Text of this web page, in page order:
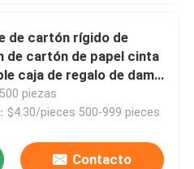
de cartón rígido de
de cartón de papel cinta
caja de regalo de dama
piezas
$4.30/pieces 500-999 pieces
Contacto